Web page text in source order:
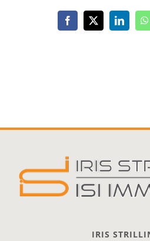
Facebook
X LinkedIn
IRIS